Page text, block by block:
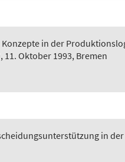
in der
Oktober 1993, Bremen
in